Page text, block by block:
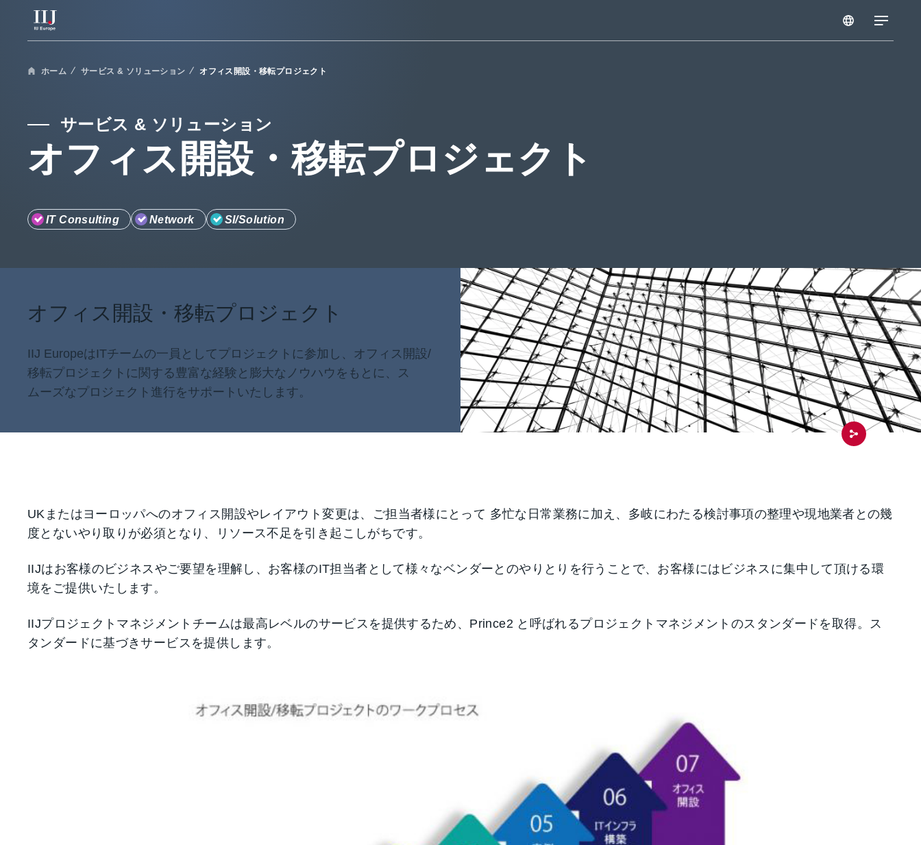
サービス & ソリューション
ウェビナー & セミナー
サービス & ソリューション
オフィス開設・移転プロジェクト
IT Consulting Network SI/Solution
ホーム サービス & ソリューション オフィス開設・移転プロジェクト
オフィス開設・移転プロジェクト
IIJ EuropeはITチームの一員としてプロジェクトに参加し、オフィス開設/
移転プロジェクトに関する豊富な経験と膨大なノウハウをもとに、ス
ムーズなプロジェクト進行をサポートいたします。
UKまたはヨーロッパへのオフィス開設やレイアウト変更は、ご担当者様にとって 多忙な日常業務に加え、多岐にわたる検討事項の整理や現地業者との幾
度とないやり取りが必須となり、リソース不足を引き起こしがちです。
IIJはお客様のビジネスやご要望を理解し、お客様のIT担当者として様々なベンダーとのやりとりを行うことで、お客様にはビジネスに集中して頂ける環
境をご提供いたします。
IIJプロジェクトマネジメントチームは最高レベルのサービスを提供するため、Prince2 と呼ばれるプロジェクトマネジメントのスタンダードを取得。ス
タンダードに基づきサービスを提供します。